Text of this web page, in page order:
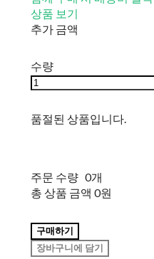
상품 보기
추가 금액
수량
품절된 상품입니다.
주문 수량 0개
총 상품 금액 0원
구매하기
장바구니에 담기